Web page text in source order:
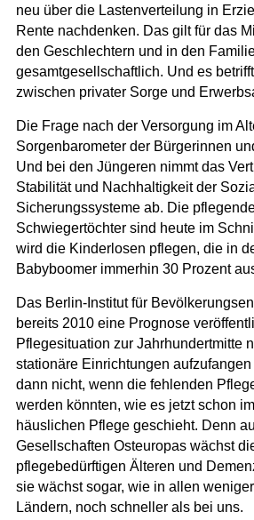
neu über die Lastenverteilung in
Rente nachdenken. Das gilt für das
den Geschlechtern und in den
gesamtgesellschaftlich. Und es
zwischen privater Sorge und
Die Frage nach der Versorgung im
Sorgenbarometer der Bürgerinnen
Und bei den Jüngeren nimmt das
Stabilität und Nachhaltigkeit der
Sicherungssysteme ab. Die
Schwiegertöchter sind heute im
wird die Kinderlosen pflegen, die in
Babyboomer immerhin 30 Prozent
Das Berlin-Institut für
bereits 2010 eine Prognose
Pflegesituation zur Jahrhundertmitte
stationäre Einrichtungen
dann nicht, wenn die fehlenden
werden könnten, wie es jetzt schon
häuslichen Pflege geschieht. Denn
Gesellschaften Osteuropas wächst
pflegebedürftigen Älteren und
sie wächst sogar, wie in allen
Ländern, noch schneller als bei uns.